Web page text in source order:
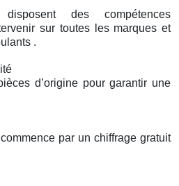
des compétences
sur toutes les marques et
.
d’origine pour garantir une
par un chiffrage gratuit